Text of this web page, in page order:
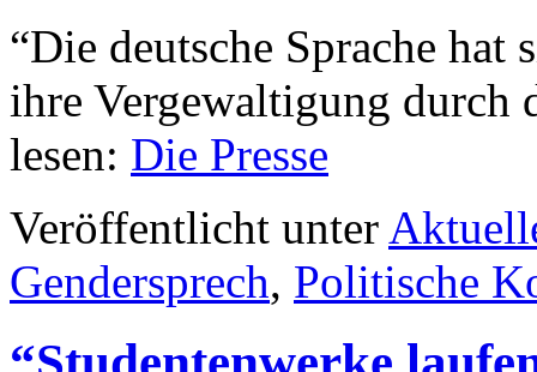
“Die deutsche Sprache hat
ihre Vergewaltigung durch
lesen: Die Presse
Veröffentlicht unter
Gendersprech, Politische